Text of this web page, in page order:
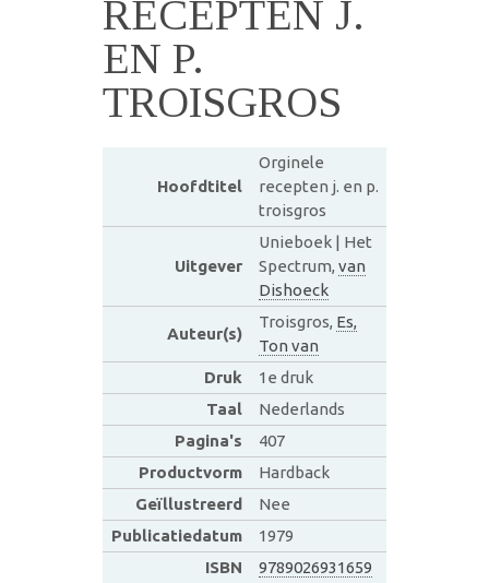
RECEPTEN J.
EN P.
TROISGROS
Hoofdtitel
Orginele
recepten j. en p.
troisgros
Uitgever
Unieboek | Het
Spectrum, van
Dishoeck
Auteur(s)
Troisgros, Es,
Ton van
Druk
1e druk
Taal
Nederlands
Pagina's
407
Productvorm
Hardback
Geïllustreerd
Nee
Publicatiedatum
1979
ISBN
9789026931659